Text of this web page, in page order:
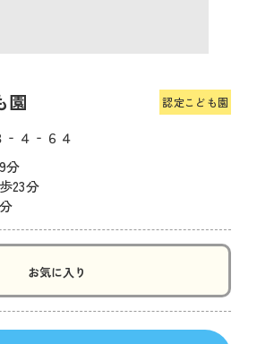
園 認定こども園
‐４‐６４
分
23分
お気に入り